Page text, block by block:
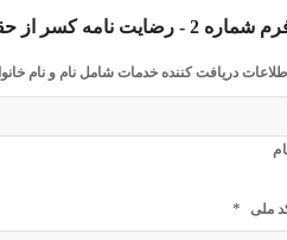
2 - رضایت نامه کسر از حقوق / پرداخت اقساطی هزینه
اطلاعات دریافت کننده خدمات شامل نام و نام
ملی *